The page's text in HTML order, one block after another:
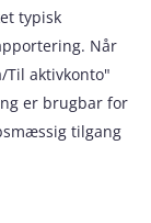
typisk
Når
aktivkonto"
er brugbar for
tilgang